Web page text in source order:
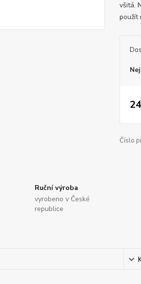
všitá.
použít
Číslo
Ruční výroba
vyrobeno v České
republice